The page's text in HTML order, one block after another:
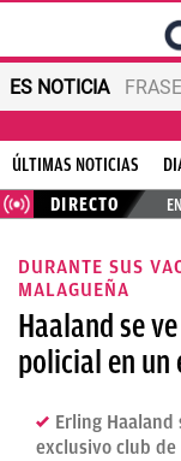
ES NOTICIA
ÚLTIMAS NOTICIAS
DIRECTO
DURANTE SUS
MALAGUEÑA
Haaland se
policial en un
Erling
exclusivo club